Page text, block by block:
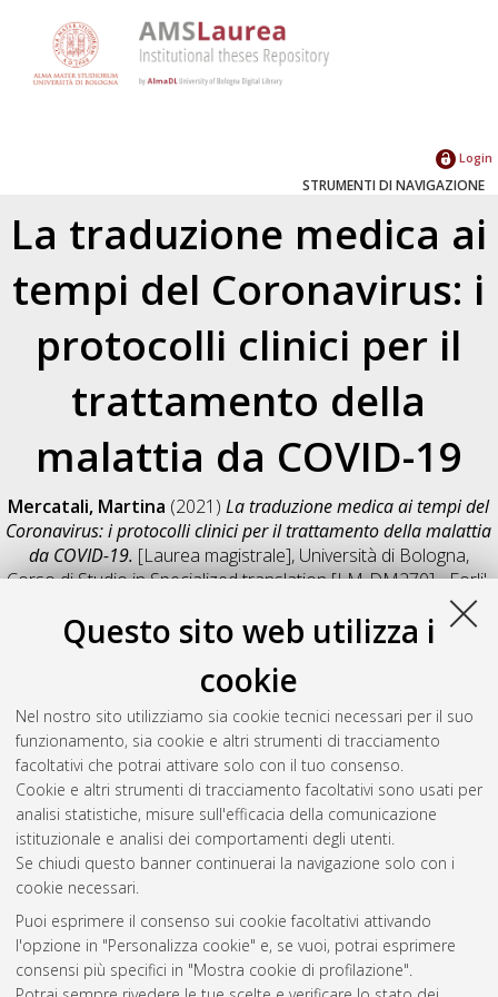
Questo sito web utilizza i
cookie
Nel nostro sito utilizziamo sia cookie tecnici necessari per il suo
funzionamento, sia cookie e altri strumenti di tracciamento
facoltativi che potrai attivare solo con il tuo consenso.
Cookie e altri strumenti di tracciamento facoltativi sono usati per
analisi statistiche, misure sull'efficacia della comunicazione
istituzionale e analisi dei comportamenti degli utenti.
Se chiudi questo banner continuerai la navigazione solo con i
cookie necessari.
Puoi esprimere il consenso sui cookie facoltativi attivando
l'opzione in "Personalizza cookie" e, se vuoi, potrai esprimere
consensi più specifici in "Mostra cookie di profilazione".
Login
STRUMENTI DI NAVIGAZIONE
La traduzione medica ai
tempi del Coronavirus: i
protocolli clinici per il
trattamento della
malattia da COVID-19
Mercatali, Martina (2021)La traduzione medica ai tempi del
Coronavirus: i protocolli clinici per il trattamento della malattia
da COVID-19. [Laurea magistrale], Università di Bologna,
Corso di Studio inSpecialized translation [LM-DM270] - Forli',
Salva citazione
Condividi
Il full-text non è disponibile per scelta dell'autore. (
Abstract
Altri metadati
Gestione del documento:
Atom
Rss 1.0